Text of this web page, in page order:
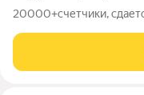
20000+счетчики,